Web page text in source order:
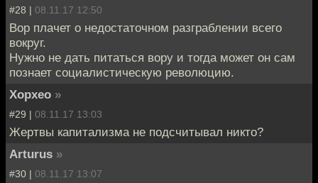
#28 | 08.11.17 12:50
Вор плачет о недостаточном разграблении всего
вокруг.
Нужно не дать питаться вору и тогда может он сам
познает социалистическую революцию.
Хорхео »
#29 | 08.11.17 13:03
Жертвы капитализма не подсчитывал никто?
Arturus »
#30 | 08.11.17 13:07